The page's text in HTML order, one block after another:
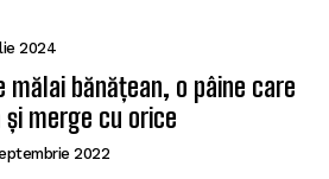
2024
mălai bănățean, o pâine care
merge cu orice
2022